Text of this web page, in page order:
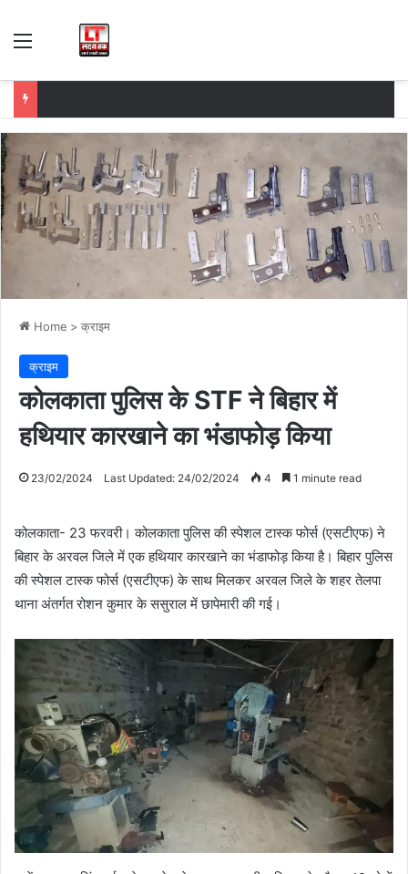
Menu
Home > क्राइम
क्राइम
कोलकाता पुलिस के STF ने बिहार में
हथियार कारखाने का भंडाफोड़ किया
23/02/2024 Last Updated: 24/02/2024 4 1 minute read
कोलकाता- 23 फरवरी। कोलकाता पुलिस की स्पेशल टास्क फोर्स (एसटीएफ) ने
बिहार के अरवल जिले में एक हथियार कारखाने का भंडाफोड़ किया है। बिहार पुलिस
की स्पेशल टास्क फोर्स (एसटीएफ) के साथ मिलकर अरवल जिले के शहर तेलपा
थाना अंतर्गत रोशन कुमार के ससुराल में छापेमारी की गई।